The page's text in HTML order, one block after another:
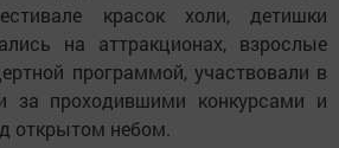
красок холи, детишки
на аттракционах, взрослые
программой, участвовали в
за проходившими конкурсами и
открытом небом.